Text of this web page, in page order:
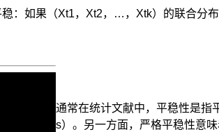
稳：如果（Xt1，Xt2，…，Xtk）的联合分
通常在统计文献中，平稳性是指
s）。另一方面，严格平稳性意